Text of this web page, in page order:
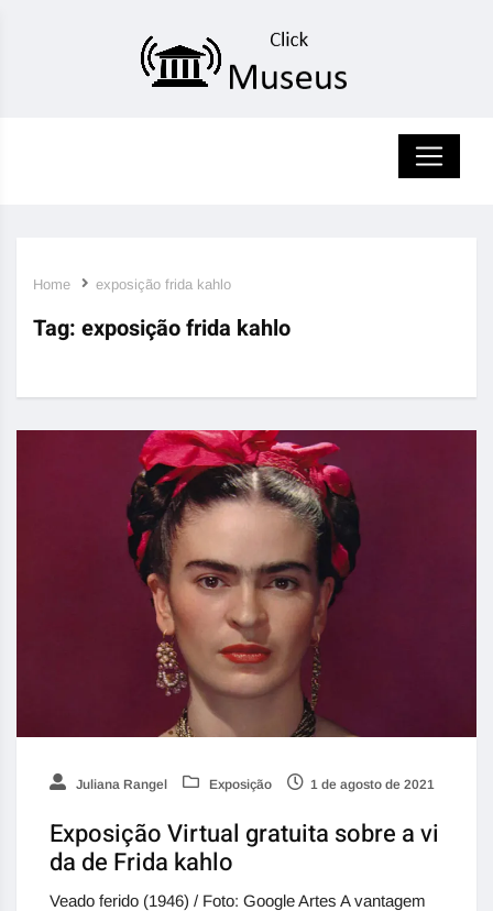
Home exposição frida kahlo
Tag: exposição frida kahlo
Juliana Rangel Exposição 1 de agosto de 2021
Exposição Virtual gratuita sobre a vi
da de Frida kahlo
Veado ferido (1946) / Foto: Google Artes A vantagem